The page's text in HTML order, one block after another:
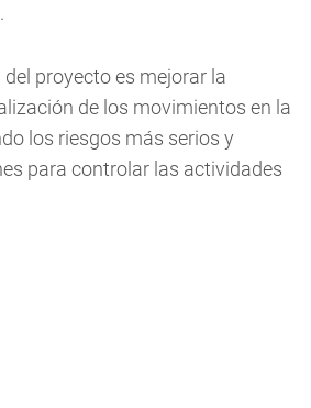
proyecto es mejorar la
de los movimientos en la
los riesgos más serios y
para controlar las actividades